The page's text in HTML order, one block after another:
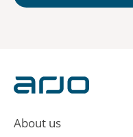
About us